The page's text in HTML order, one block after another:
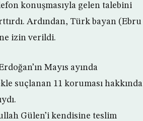
konuşmasıyla gelen talebini
Ardından, Türk bayan (Ebru
izin verildi.
Mayıs ayında
suçlanan 11 koruması hakkında
Gülen’i kendisine teslim